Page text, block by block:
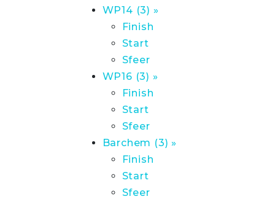
WP14 (3) »
Finish
Start
Sfeer
WP16 (3) »
Finish
Start
Sfeer
Barchem (3) »
Finish
Start
Sfeer